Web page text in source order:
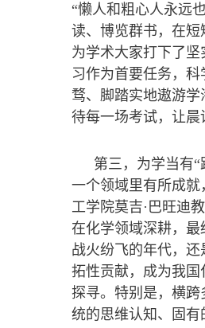
“懒人和粗心人永远
读、博览群书，在
为学术大家打下了
习作为首要任务，
骛、脚踏实地遨游
待每一场考试，让
第三，为学当有
一个领域里有所成
工学院莫吉·巴旺迪
在化学领域深耕，
战火纷飞的年代，
拓性贡献，成为我
探寻。特别是，横
统的思维认知、固